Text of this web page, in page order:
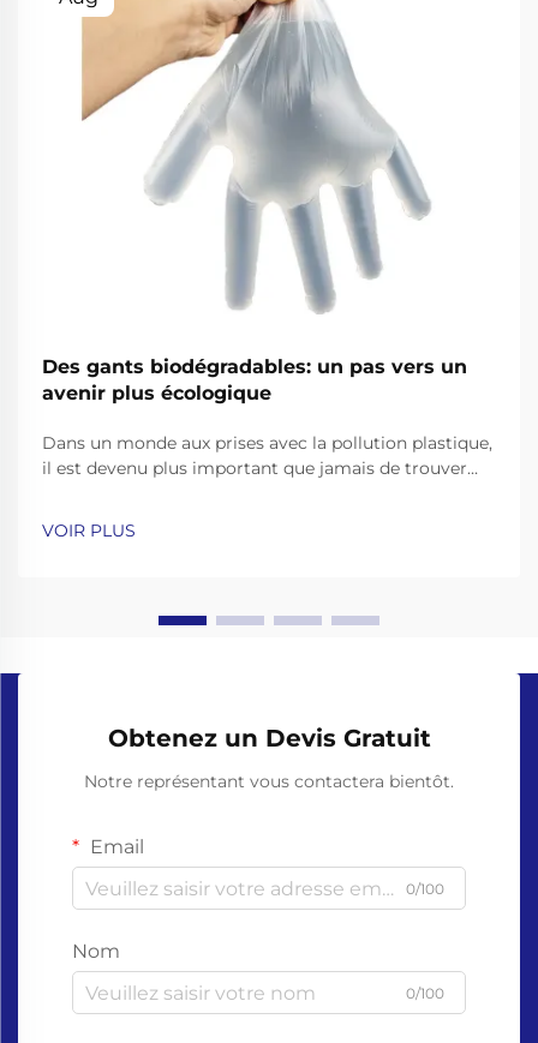
Des gants biodégradables: un pas vers un
avenir plus écologique
Dans un monde aux prises avec la pollution plastique,
il est devenu plus important que jamais de trouver
VOIR PLUS
Obtenez un Devis Gratuit
Notre représentant vous contactera bientôt.
Email
0/100
Nom
0/100